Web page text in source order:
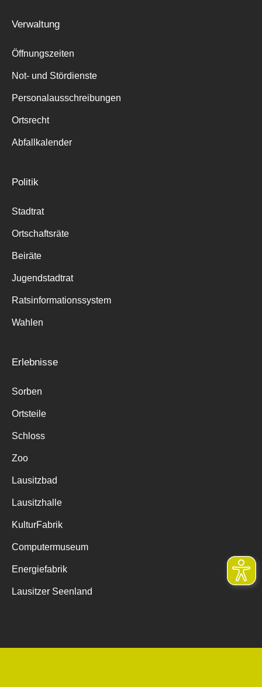
Verwaltung
Öffnungszeiten
Not- und Stördienste
Personalausschreibungen
Ortsrecht
Abfallkalender
Politik
Stadtrat
Ortschaftsräte
Beiräte
Jugendstadtrat
Ratsinformationssystem
Wahlen
Erlebnisse
Sorben
Ortsteile
Schloss
Zoo
Lausitzbad
Lausitzhalle
KulturFabrik
Computermuseum
Energiefabrik
Lausitzer Seenland